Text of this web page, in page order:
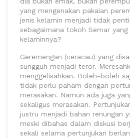
yang mengenakan pakaian
jenis kelamin menjadi tidak
sebagaimana tokoh Semar
kelaminnya?
Geremengan (ceracau) yang
sungguh menjadi teror.
menggelisahkan. Boleh-boleh
tidak perlu paham dengan
merasakan. Namun ada juga
sekaligus merasakan.
justru menjadi bahan renungan
meski dibahas dalam diskusi
sekali selama pertunjukan